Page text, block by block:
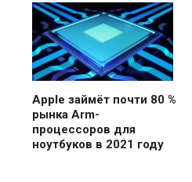
Apple займёт почти 80 %
рынка Arm-
процессоров для
ноутбуков в 2021 году